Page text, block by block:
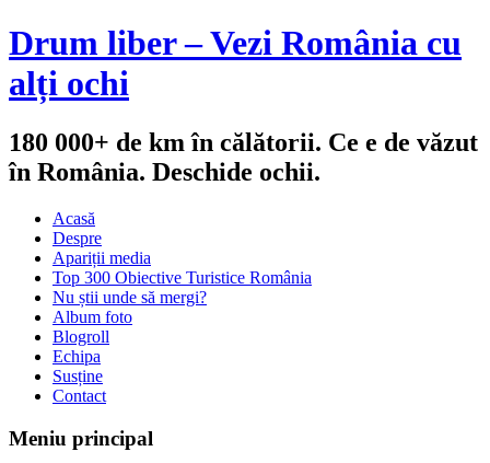
Drum liber – Vezi România cu
alți ochi
180 000+ de km în călătorii. Ce e de văzut
în România. Deschide ochii.
Acasă
Despre
Apariții media
Top 300 Obiective Turistice România
Nu știi unde să mergi?
Album foto
Blogroll
Echipa
Susține
Contact
Meniu principal